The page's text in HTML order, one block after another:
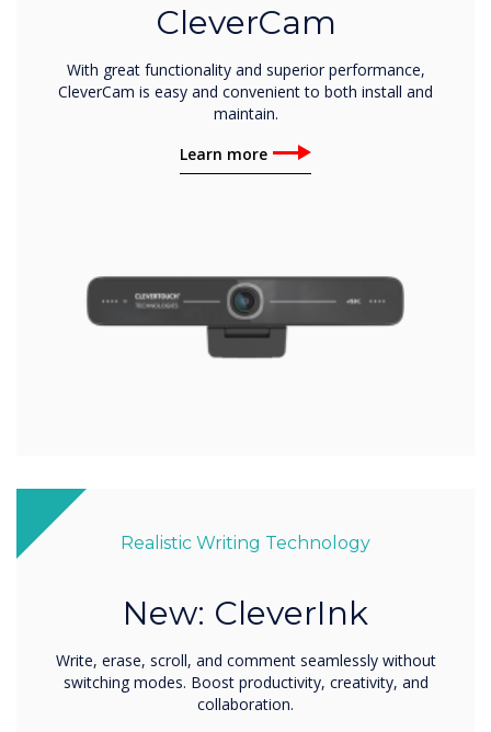
CleverCam
With great functionality and superior performance,
CleverCam is easy and convenient to both install and
maintain.
Learn more
Realistic Writing Technology
New: CleverInk
Write, erase, scroll, and comment seamlessly without
switching modes. Boost productivity, creativity, and
collaboration.